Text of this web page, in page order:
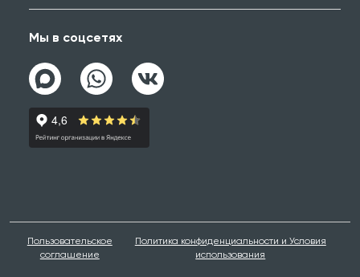
Мы в соцсетях
Пользовательское
соглашение
Политика конфиденциальности и Условия
использования